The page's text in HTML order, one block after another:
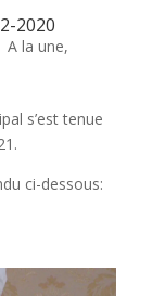
2020
A la une,
s’est tenue
ci-dessous: